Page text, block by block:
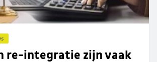
re-integratie zijn vaak